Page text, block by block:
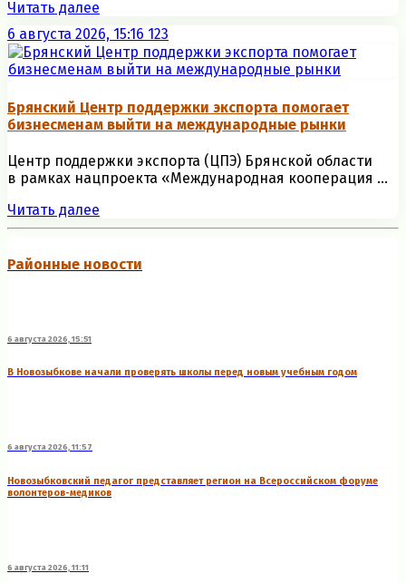
Читать далее
6 августа 2026, 15:16 123
Брянский Центр поддержки экспорта помогает
бизнесменам выйти на международные рынки
Центр поддержки экспорта (ЦПЭ) Брянской области
в рамках нацпроекта «Международная кооперация ...
Читать далее
Районные новости
6 августа 2026, 15:51
В Новозыбкове начали проверять школы перед новым учебным годом
6 августа 2026, 11:57
Новозыбковский педагог представляет регион на Всероссийском форуме
волонтеров-медиков
6 августа 2026, 11:11